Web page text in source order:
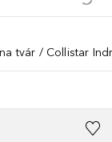
tvár Collistar